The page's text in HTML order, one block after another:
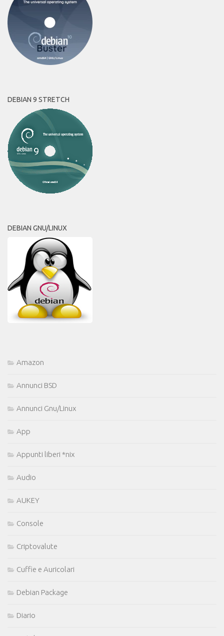
DEBIAN 9 STRETCH
DEBIAN GNU/LINUX
Amazon
Annunci BSD
Annunci Gnu/Linux
App
Appunti liberi *nix
Audio
AUKEY
Console
Criptovalute
Cuffie e Auricolari
Debian Package
Diario